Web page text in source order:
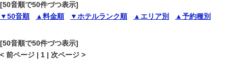
[50音順で50件づつ表示]
▼50音順
▲料金順 ▼ホテルランク順 ▲エリア別 ▲予約種別
[50音順で50件づつ表示]
< 前ページ | 1 | 次ページ >